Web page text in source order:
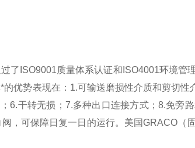
了ISO9001质量体系认证和ISO4001环境管
优势表现在：1.可输送磨损性介质和剪切性
6.干转无损；7.多种出口连接方式；8.免旁
，可保障日复一日的运行。美国GRACO（